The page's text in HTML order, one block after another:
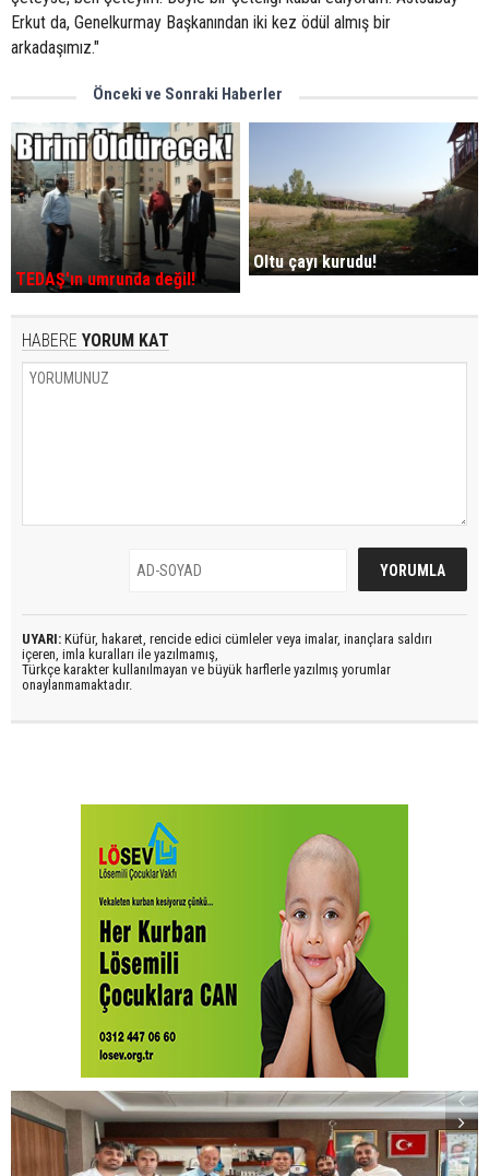
Erkut da, Genelkurmay Başkanından iki kez ödül almış bir
arkadaşımız."
Önceki ve Sonraki Haberler
TEDAŞ'ın umrunda değil!
Oltu çayı kurudu!
HABERE YORUM KAT
UYARI: Küfür, hakaret, rencide edici cümleler veya imalar, inançlara saldırı
içeren, imla kuralları ile yazılmamış,
Türkçe karakter kullanılmayan ve büyük harflerle yazılmış yorumlar
onaylanmamaktadır.